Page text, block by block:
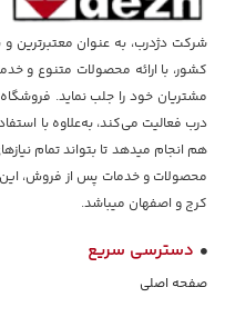
شرکت دژدرب، به عنوان معتبرترین
کشور، با ارائه محصولات متنوع و
مشتریان خود را جلب نماید.
درب فعالیت می‌کند، به‌علاوه با
هم انجام میدهد تا بتواند تمام
محصولات و خدمات پس از فروش، این
کرج و اصفهان میباشد.
دسترسی سریع
صفحه اصلی